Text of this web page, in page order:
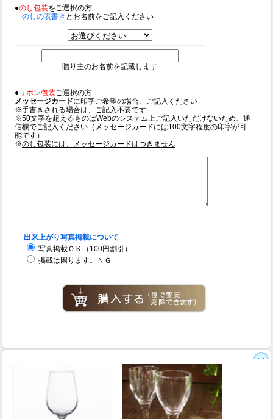
●のし包装をご選択の方
のしの表書き とお名前をご記入ください
贈り主のお名前を記載します
●リボン包装ご選択の方
メッセージカードに印字ご希望の場合、ご記入ください
※手書きされる場合は、ご記入不要です
※50文字を超えるものはWebのシステム上ご記入いただけないため、通
信欄でご記入ください（メッセージカードには100文字程度の印字が可
能です）
※のし包装には、メッセージカードはつきません
出来上がり写真掲載について
写真掲載ＯＫ（100円割引）
掲載は困ります。ＮＧ